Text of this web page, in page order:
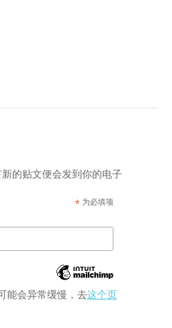
的贴文便会发到你的电子
* 为必填项
能会异常缓慢，去这个页